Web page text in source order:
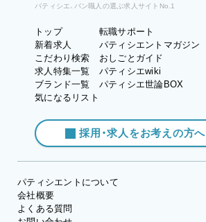
パティシエ、パン職人の選ぶ求人サイトNo.1
トップ
新着求人
こだわり検索
求人特集一覧
ブランド一覧
気になるリスト
転職サポート
パティシエントマガジン
おしごとガイド
パティシエwiki
パティシエ世論BOX
採用・求人をお考えの方へ
パティシエントについて
会社概要
よくある質問